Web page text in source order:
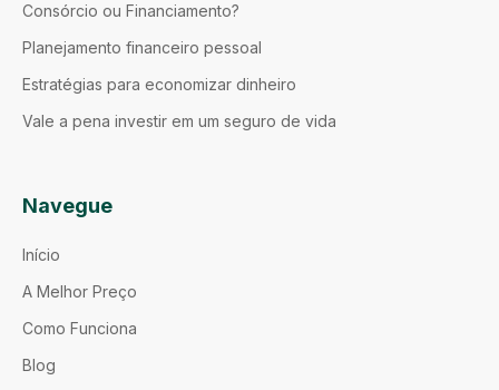
Consórcio ou Financiamento?
Planejamento financeiro pessoal
Estratégias para economizar dinheiro
Vale a pena investir em um seguro de vida
Navegue
Início
A Melhor Preço
Como Funciona
Blog